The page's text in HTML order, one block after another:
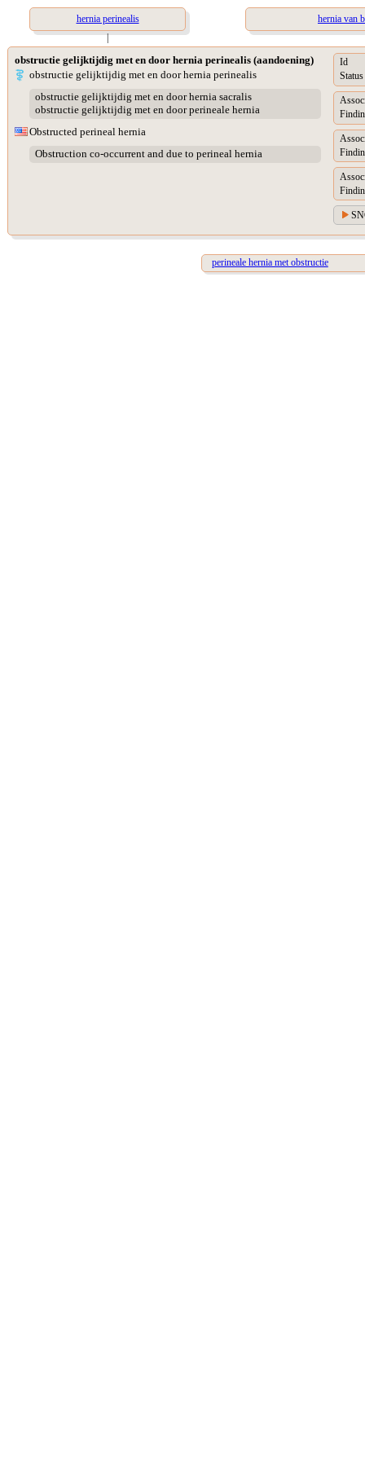
hernia perinealis
hernia van
|
obstructie gelijktijdig met en door hernia perinealis (aandoening)
obstructie gelijktijdig met en door hernia perinealis
obstructie gelijktijdig met en door hernia sacralis
obstructie gelijktijdig met en door perineale hernia
Obstructed perineal hernia
Obstruction co-occurrent and due to perineal hernia
Id
Status
perineale hernia met obstructie